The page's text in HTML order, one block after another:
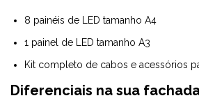
8 painéis de LED tamanho A4
1 painel de LED tamanho A3
Kit completo de cabos e acessórios
Diferenciais na sua